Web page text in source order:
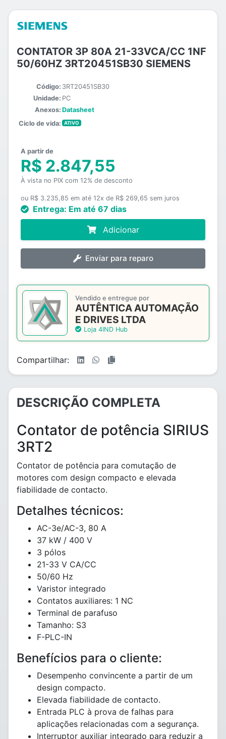
CONTATOR 3P 80A 21-33VCA/CC 1NF
50/60HZ 3RT20451SB30 SIEMENS
Código: 3RT20451SB30
Unidade: PC
Anexos: Datasheet
Ciclo de vida:
ATIVO
A partir de
R$ 2.847,55
À vista no PIX com 12% de desconto
ou R$ 3.235,85 em até 12x de R$ 269,65 sem juros
Entrega: Em até 67 dias
Adicionar
Enviar para reparo
Vendido e entregue por
AUTÊNTICA AUTOMAÇÃO
E DRIVES LTDA
Loja 4IND Hub
Compartilhar:
DESCRIÇÃO COMPLETA
Contator de potência SIRIUS
3RT2
Contator de potência para comutação de
motores com design compacto e elevada
fiabilidade de contacto.
Detalhes técnicos:
AC-3e/AC-3, 80 A
37 kW / 400 V
3 pólos
21-33 V CA/CC
50/60 Hz
Varistor integrado
Contatos auxiliares: 1 NC
Terminal de parafuso
Tamanho: S3
F-PLC-IN
Benefícios para o cliente:
Desempenho convincente a partir de um
design compacto.
Elevada fiabilidade de contacto.
Entrada PLC à prova de falhas para
aplicações relacionadas com a segurança.
Interruptor auxiliar integrado para reduzir a